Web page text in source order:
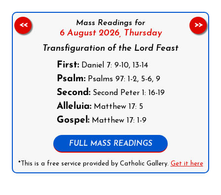
Mass Readings for
6 August 2026, Thursday
Transfiguration of the Lord Feast
First:Daniel 7: 9-10, 13-14
Psalm:Psalms 97: 1-2, 5-6, 9
Second:Second Peter 1: 16-19
Alleluia:Matthew 17: 5
Gospel:Matthew 17: 1-9
FULL MASS READINGS
*This is a free service provided by Catholic Gallery. Get it here
<< >>